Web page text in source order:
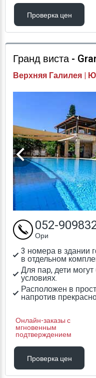
Проверка цен
Проверка цен
Гранд виста -
Верхняя Галилея |
3 номера в здании
в отдельном
Для пар, дети
условиях.
Расположен в
напротив
Онлайн-заказы с
мгновенным
подтверждением
052-
Ори
Проверка цен